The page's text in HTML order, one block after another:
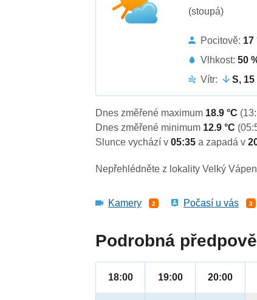
(stoupá)
Pocitově: 17
Vlhkost:50
Vítr:
S,
Dnes změřené maximum 18.9 °C
Dnes změřené minimum 12.9 °C
Slunce vychází v05:35a zapadá v
Nepřehlédněte z lokality Velký
Kamery 2 Počasí u vás 3
Podrobná
18:00 19:00 20:00